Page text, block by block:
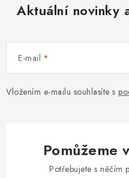
Aktuální novinky
E-mail
Vložením e-mailu souhlasíte s
Pomůžeme
Potřebujete s něčím